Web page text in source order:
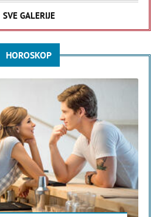
SVE GALERIJE
HOROSKOP